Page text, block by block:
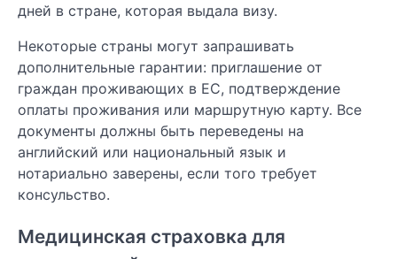
дней в стране, которая выдала визу.
Некоторые страны могут запрашивать
дополнительные гарантии: приглашение от
граждан проживающих в ЕС, подтверждение
оплаты проживания или маршрутную карту. Все
документы должны быть переведены на
английский или национальный язык и
нотариально заверены, если того требует
консульство.
Медицинская страховка для